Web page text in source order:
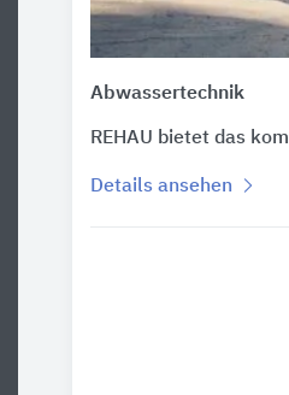
Abwassertechnik
REHAU bietet das
Details ansehen